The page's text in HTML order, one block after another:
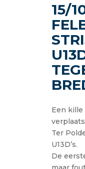
15/
Een
Ter
U13D’s.
De